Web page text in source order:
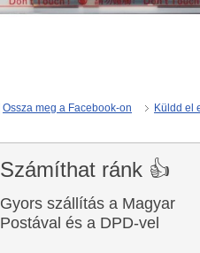
Ossza meg a Facebook-on Küldd el
Számíthat ránk 👍
Gyors szállítás a Magyar
Postával és a DPD-vel